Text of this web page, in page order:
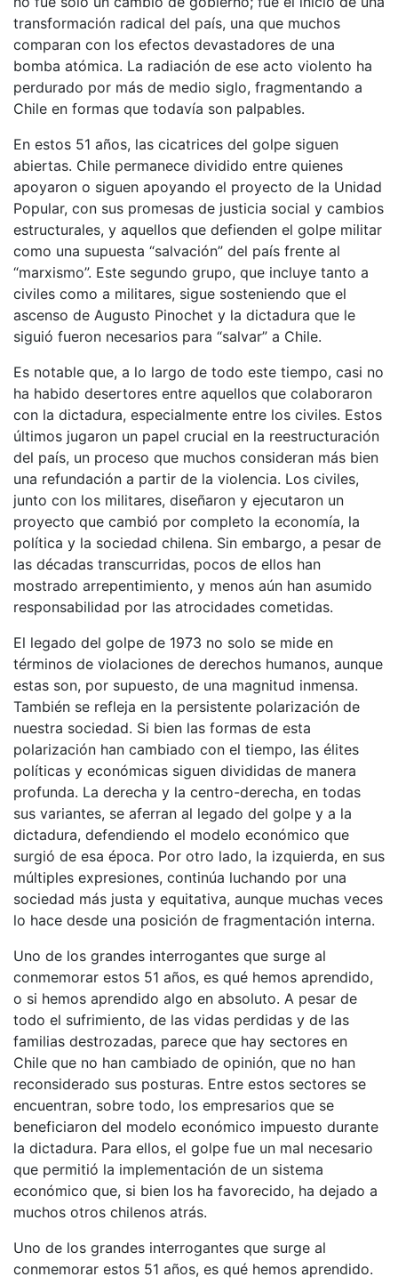
transformación radical del país, una que muchos
comparan con los efectos devastadores de una
bomba atómica. La radiación de ese acto violento ha
perdurado por más de medio siglo, fragmentando a
Chile en formas que todavía son palpables.
En estos 51 años, las cicatrices del golpe siguen
abiertas. Chile permanece dividido entre quienes
apoyaron o siguen apoyando el proyecto de la Unidad
Popular, con sus promesas de justicia social y cambios
estructurales, y aquellos que defienden el golpe militar
como una supuesta “salvación” del país frente al
“marxismo”. Este segundo grupo, que incluye tanto a
civiles como a militares, sigue sosteniendo que el
ascenso de Augusto Pinochet y la dictadura que le
siguió fueron necesarios para “salvar” a Chile.
Es notable que, a lo largo de todo este tiempo, casi no
ha habido desertores entre aquellos que colaboraron
con la dictadura, especialmente entre los civiles. Estos
últimos jugaron un papel crucial en la reestructuración
del país, un proceso que muchos consideran más bien
una refundación a partir de la violencia. Los civiles,
junto con los militares, diseñaron y ejecutaron un
proyecto que cambió por completo la economía, la
política y la sociedad chilena. Sin embargo, a pesar de
las décadas transcurridas, pocos de ellos han
mostrado arrepentimiento, y menos aún han asumido
responsabilidad por las atrocidades cometidas.
El legado del golpe de 1973 no solo se mide en
términos de violaciones de derechos humanos, aunque
estas son, por supuesto, de una magnitud inmensa.
También se refleja en la persistente polarización de
nuestra sociedad. Si bien las formas de esta
polarización han cambiado con el tiempo, las élites
políticas y económicas siguen divididas de manera
profunda. La derecha y la centro-derecha, en todas
sus variantes, se aferran al legado del golpe y a la
dictadura, defendiendo el modelo económico que
surgió de esa época. Por otro lado, la izquierda, en sus
múltiples expresiones, continúa luchando por una
sociedad más justa y equitativa, aunque muchas veces
lo hace desde una posición de fragmentación interna.
Uno de los grandes interrogantes que surge al
conmemorar estos 51 años, es qué hemos aprendido,
o si hemos aprendido algo en absoluto. A pesar de
todo el sufrimiento, de las vidas perdidas y de las
familias destrozadas, parece que hay sectores en
Chile que no han cambiado de opinión, que no han
reconsiderado sus posturas. Entre estos sectores se
encuentran, sobre todo, los empresarios que se
beneficiaron del modelo económico impuesto durante
la dictadura. Para ellos, el golpe fue un mal necesario
que permitió la implementación de un sistema
económico que, si bien los ha favorecido, ha dejado a
muchos otros chilenos atrás.
Uno de los grandes interrogantes que surge al
conmemorar estos 51 años, es qué hemos aprendido.